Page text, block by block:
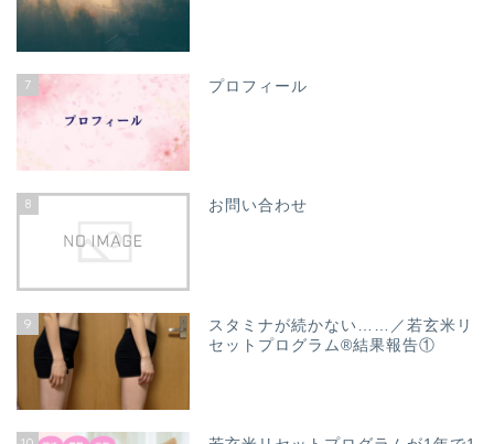
7 プロフィール
8 お問い合わせ
9
スタミナが続かない……／若玄米リ
セットプログラム®結果報告①